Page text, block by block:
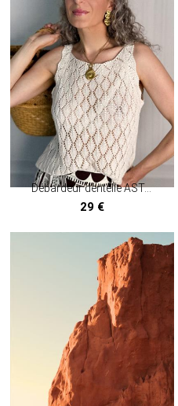
Débardeur dentelle ASTANA
29 €